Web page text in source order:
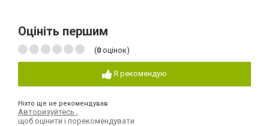
Оцініть першим
(0 оцінок)
Я рекомендую
Ніхто ще не рекомендував
Авторизуйтесь
щоб оцінити і порекомендувати